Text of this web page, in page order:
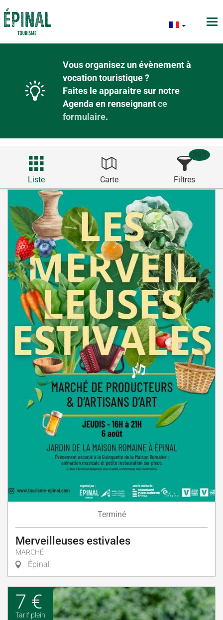
Vous organisez un évènement à
vocation touristique ?
Faites le apparaitre sur notre
Agenda en renseignantce
formulaire.
Liste Carte Filtres
393
Terminé
Merveilleuses estivales
MARCHÉ
Épinal
7 €
Tarif plein